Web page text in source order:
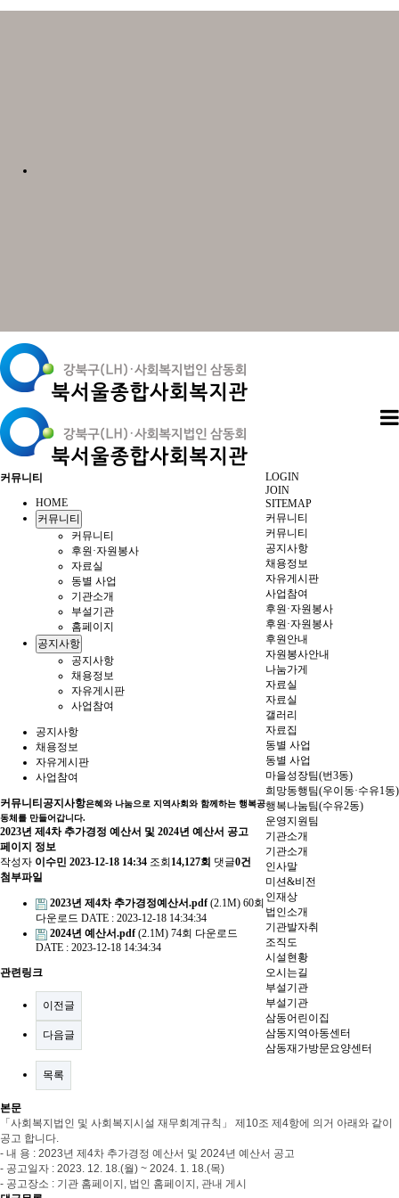
LOGIN
JOIN
SITEMAP
커뮤니티
커뮤니티
공지사항
채용정보
자유게시판
사업참여
후원·자원봉사
후원·자원봉사
후원안내
자원봉사안내
나눔가게
자료실
자료실
갤러리
자료집
동별 사업
동별 사업
마을성장팀(번3동)
희망동행팀(우이동·수유1동)
행복나눔팀(수유2동)
운영지원팀
기관소개
기관소개
인사말
미션&비전
인재상
법인소개
기관발자취
조직도
시설현황
오시는길
부설기관
부설기관
삼동어린이집
삼동지역아동센터
삼동재가방문요양센터
커뮤니티
HOME
커뮤니티
커뮤니티
후원·자원봉사
자료실
동별 사업
기관소개
부설기관
홈페이지
공지사항
공지사항
채용정보
자유게시판
사업참여
공지사항
채용정보
자유게시판
사업참여
커뮤니티 공지사항은혜와 나눔으로 지역사회와 함께하는 행복공
동체를 만들어갑니다.
2023년 제4차 추가경정 예산서 및 2024년 예산서 공고
페이지 정보
작성자 이수민 2023-12-18 14:34 조회 14,127회 댓글0건
첨부파일
2023년 제4차 추가경정예산서.pdf(2.1M) 60회
다운로드 DATE : 2023-12-18 14:34:34
2024년 예산서.pdf(2.1M) 74회 다운로드
DATE : 2023-12-18 14:34:34
관련링크
이전글
다음글
목록
본문
「 사회복지법인 및 사회복지시설 재무회계규칙 」 제 10조 제 4항에 의거 아래와 같이
공고 합니다.
- 내 용 : 2023년 제4차 추가경정 예산서 및 2024년 예산서 공고
- 공고일자 : 2023. 12. 18.(월) ~ 2024. 1. 18.(목)
- 공고장소 : 기관 홈페이지 , 법인 홈페이지 , 관내 게시